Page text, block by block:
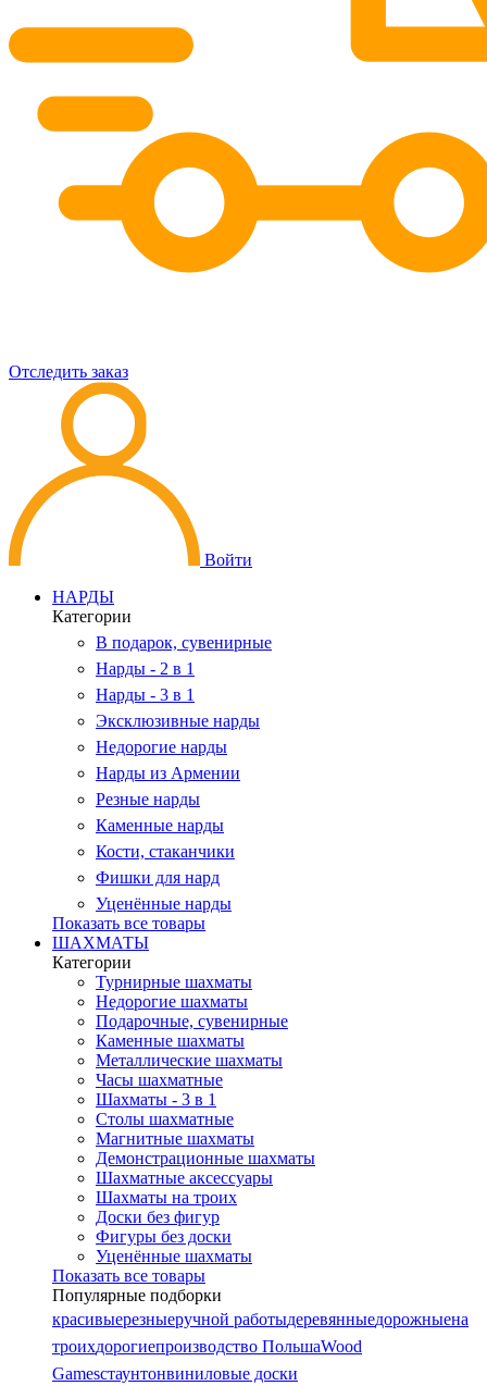
Отследить заказ
Войти
НАРДЫ
Категории
В подарок, сувенирные
Нарды - 2 в 1
Нарды - 3 в 1
Эксклюзивные нарды
Недорогие нарды
Нарды из Армении
Резные нарды
Каменные нарды
Кости, стаканчики
Фишки для нард
Уценённые нарды
Показать все товары
ШАХМАТЫ
Категории
Турнирные шахматы
Недорогие шахматы
Подарочные, сувенирные
Каменные шахматы
Металлические шахматы
Часы шахматные
Шахматы - 3 в 1
Столы шахматные
Магнитные шахматы
Демонстрационные шахматы
Шахматные аксессуары
Шахматы на троих
Доски без фигур
Фигуры без доски
Уценённые шахматы
Показать все товары
Популярные подборки
красивыерезныеручной работыдеревянныедорожныена
троихдорогиепроизводство ПольшаWood
Gamesстаунтонвиниловые доски